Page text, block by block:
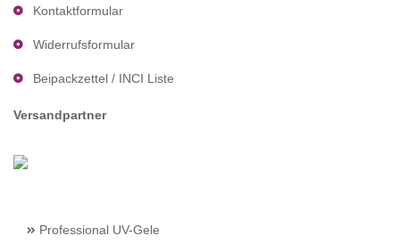
Kontaktformular
Widerrufsformular
Beipackzettel / INCI Liste
Versandpartner
Professional UV-Gele